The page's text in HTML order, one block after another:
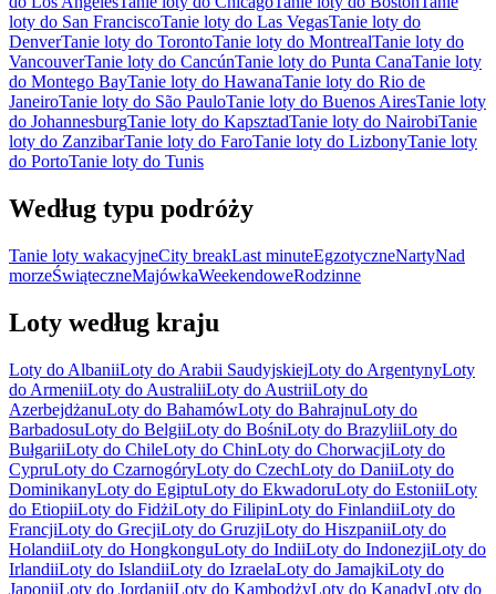
loty do San FranciscoTanie loty do Las VegasTanie loty do
DenverTanie loty do TorontoTanie loty do MontrealTanie loty do
VancouverTanie loty do CancúnTanie loty do Punta CanaTanie loty
do Montego BayTanie loty do HawanaTanie loty do Rio de
JaneiroTanie loty do São PauloTanie loty do Buenos AiresTanie loty
do JohannesburgTanie loty do KapsztadTanie loty do NairobiTanie
loty do ZanzibarTanie loty do FaroTanie loty do LizbonyTanie loty
do PortoTanie loty do Tunis
Według typu podróży
Tanie loty wakacyjneCity breakLast minuteEgzotyczneNartyNad
morzeŚwiąteczneMajówkaWeekendoweRodzinne
Loty według kraju
Loty do AlbaniiLoty do Arabii SaudyjskiejLoty do ArgentynyLoty
do ArmeniiLoty do AustraliiLoty do AustriiLoty do
AzerbejdżanuLoty do BahamówLoty do BahrajnuLoty do
BarbadosuLoty do BelgiiLoty do BośniLoty do BrazyliiLoty do
BułgariiLoty do ChileLoty do ChinLoty do ChorwacjiLoty do
CypruLoty do CzarnogóryLoty do CzechLoty do DaniiLoty do
DominikanyLoty do EgiptuLoty do EkwadoruLoty do EstoniiLoty
do EtiopiiLoty do FidżiLoty do FilipinLoty do FinlandiiLoty do
FrancjiLoty do GrecjiLoty do GruzjiLoty do HiszpaniiLoty do
HolandiiLoty do HongkonguLoty do IndiiLoty do IndonezjiLoty do
IrlandiiLoty do IslandiiLoty do IzraelaLoty do JamajkiLoty do
JaponiiLoty do JordaniiLoty do KambodżyLoty do KanadyLoty do